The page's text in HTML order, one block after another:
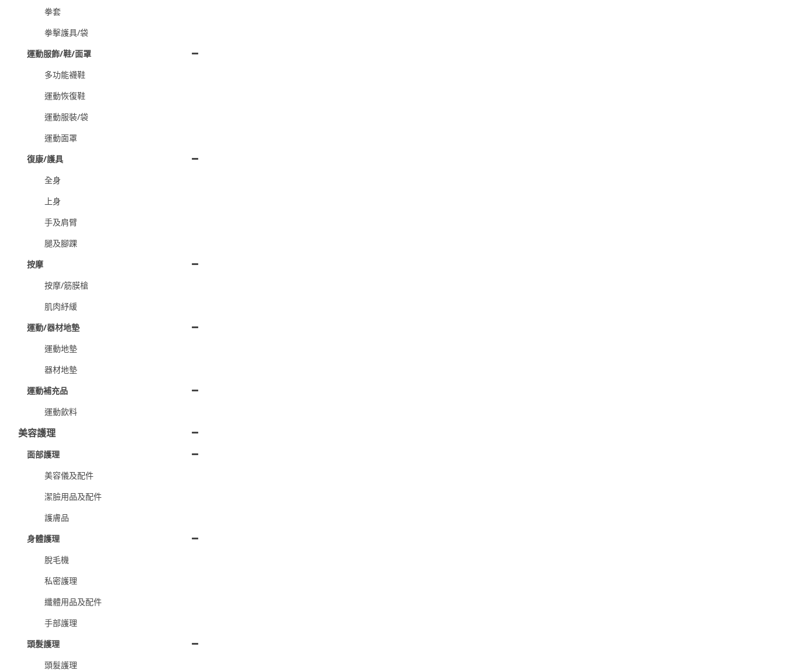
拳套
拳擊護具/袋
運動服飾/鞋/面罩
多功能襪鞋
運動恢復鞋
運動服裝/袋
運動面罩
復康/護具
全身
上身
手及肩臂
腿及腳踝
按摩
按摩/筋膜槍
肌肉紓緩
運動/器材地墊
運動地墊
器材地墊
運動補充品
運動飲料
美容護理
面部護理
美容儀及配件
潔臉用品及配件
護膚品
身體護理
脫毛機
私密護理
纖體用品及配件
手部護理
頭髮護理
頭髮護理